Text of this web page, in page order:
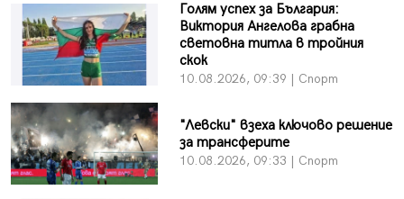
Голям успех за България:
Виктория Ангелова грабна
световна титла в тройния
скок
10.08.2026, 09:39 | Спорт
"Левски" взеха ключово решение
за трансферите
10.08.2026, 09:33 | Спорт